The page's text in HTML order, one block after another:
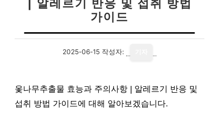
| 알레르기 반응 및 섭취 방법
가이드
2025-06-15 작성자:
옻나무추출물 효능과 주의사항 | 알레르기 반응 및
섭취 방법 가이드에 대해 알아보겠습니다.